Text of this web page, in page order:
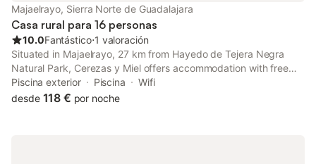
Majaelrayo, Sierra Norte de Guadalajara
Casa rural para 16 personas
10.0Fantástico⋅1 valoración
Situated in Majaelrayo, 27 km from Hayedo de Tejera Negra
Natural Park, Cerezas y Miel offers accommodation with free
WiFi, a terrace or a balcony and access to a garden and a
seasonal outdoor pool. The property has garden views.
Piscina exterior Piscina
Wifi
desde 118 € por noche